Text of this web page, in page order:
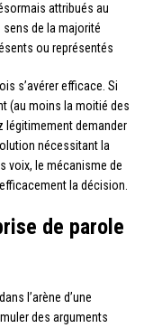
attribués au
de la majorité
ou représentés
s’avérer efficace. Si
(au moins la moitié des
légitimement demander
nécessitant la
voix, le mécanisme de
la décision.
de parole
dans l’arène d’une
des arguments